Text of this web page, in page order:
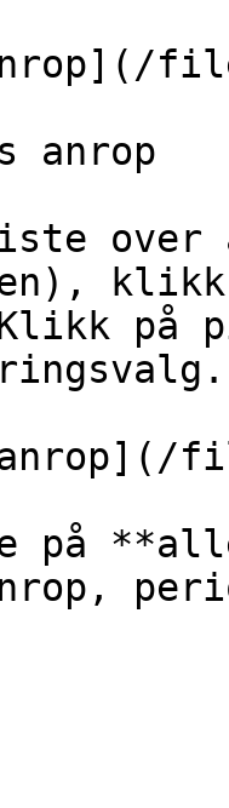
anrop
på
på